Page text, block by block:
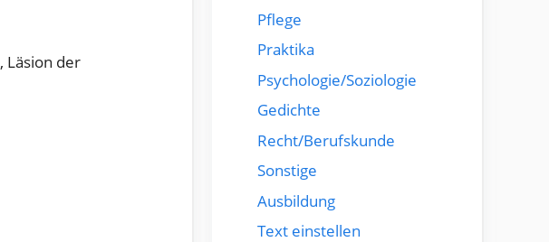
Läsion der
Pflege
Praktika
Psychologie/Soziologie
Gedichte
Recht/Berufskunde
Sonstige
Ausbildung
Text einstellen